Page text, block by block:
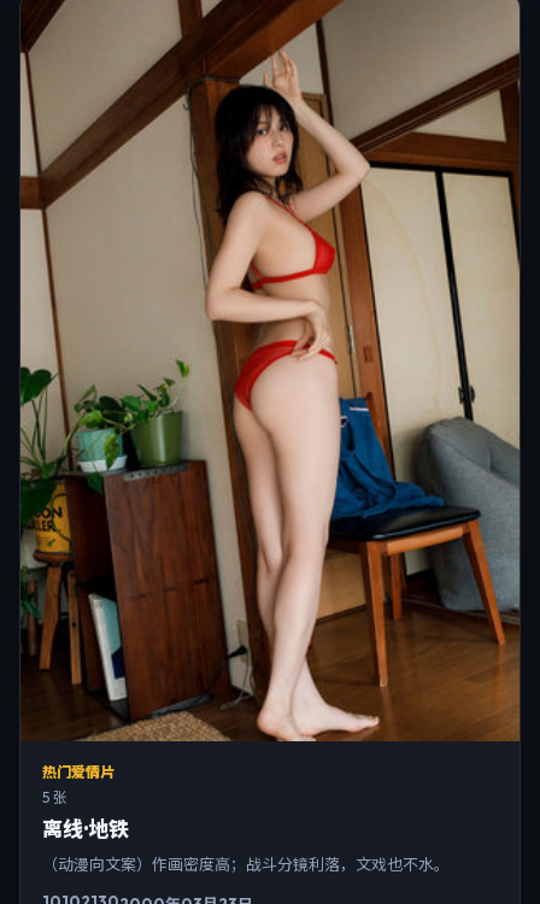
热门爱情片
5 张
离线·地铁
（动漫向文案）作画密度高；战斗分镜利落，文戏也不水。